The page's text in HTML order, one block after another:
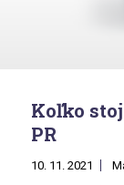
Koľko
PR
10. 11. 2021